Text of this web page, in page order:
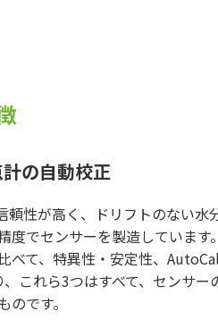
の自動校正
頼性が高く、ドリフトのない水
度でセンサーを製造しています
べて、特異性・安定性、
これら3つはすべて、センサー
です。